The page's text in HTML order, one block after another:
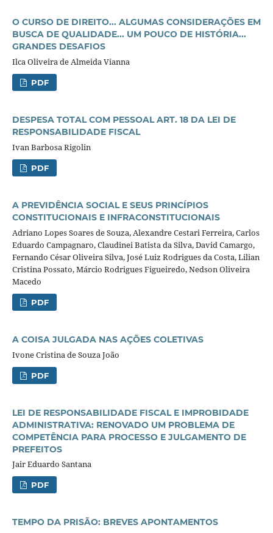
O CURSO DE DIREITO... ALGUMAS CONSIDERAÇÕES EM
BUSCA DE QUALIDADE... UM POUCO DE HISTÓRIA...
GRANDES DESAFIOS
Ilca Oliveira de Almeida Vianna
PDF
DESPESA TOTAL COM PESSOAL ART. 18 DA LEI DE
RESPONSABILIDADE FISCAL
Ivan Barbosa Rigolin
PDF
A PREVIDÊNCIA SOCIAL E SEUS PRINCÍPIOS
CONSTITUCIONAIS E INFRACONSTITUCIONAIS
Adriano Lopes Soares de Souza, Alexandre Cestari Ferreira, Carlos
Eduardo Campagnaro, Claudinei Batista da Silva, David Camargo,
Fernando César Oliveira Silva, José Luiz Rodrigues da Costa, Lilian
Cristina Possato, Márcio Rodrigues Figueiredo, Nedson Oliveira
Macedo
PDF
A COISA JULGADA NAS AÇÕES COLETIVAS
Ivone Cristina de Souza João
PDF
LEI DE RESPONSABILIDADE FISCAL E IMPROBIDADE
ADMINISTRATIVA: RENOVADO UM PROBLEMA DE
COMPETÊNCIA PARA PROCESSO E JULGAMENTO DE
PREFEITOS
Jair Eduardo Santana
PDF
TEMPO DA PRISÃO: BREVES APONTAMENTOS